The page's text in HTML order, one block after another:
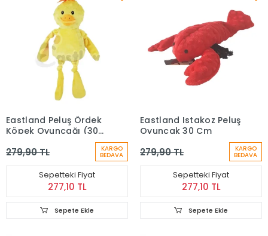
Eastland Peluş Ördek
Köpek Oyuncağı (30
279,90 TL KARGO
BEDAVA
Sepetteki Fiyat
277,10 TL
Sepete Ekle
Eastland Istakoz Peluş
Oyuncak 30 Cm
279,90 TL KARGO
BEDAVA
Sepetteki Fiyat
277,10 TL
Sepete Ekle